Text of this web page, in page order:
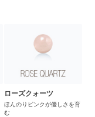
ローズクォーツ
ほんのりピンクが優しさを育
む